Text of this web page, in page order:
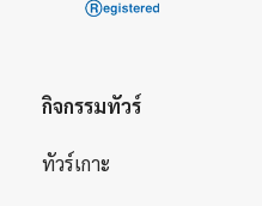
กิจกรรมทัวร์
ทัวร์เกาะ